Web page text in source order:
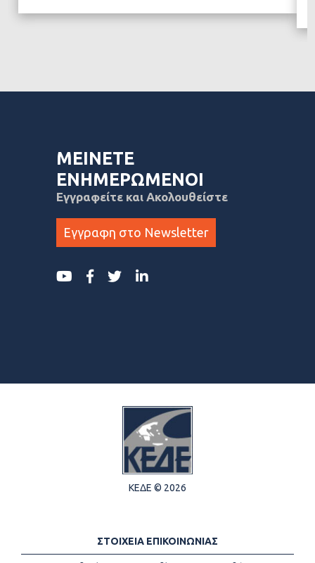
ΜΕΙΝΕΤΕ
ΕΝΗΜΕΡΩΜΕΝΟΙ
Εγγραφείτε και Ακολουθείστε
Εγγραφη στο Newsletter
ΚΕΔΕ © 2026
ΣΤΟΙΧΕΙΑ ΕΠΙΚΟΙΝΩΝΙΑΣ